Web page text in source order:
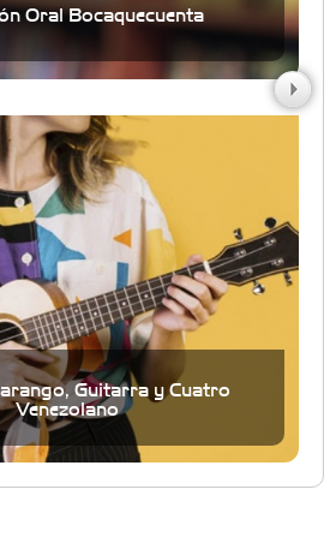
Oral Bocaquecuenta
Guitarra y Cuatro
Venezolano